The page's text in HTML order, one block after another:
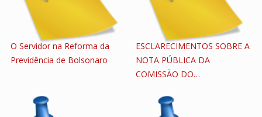
O Servidor na Reforma da
Previdência de Bolsonaro
ESCLARECIMENTOS SOBRE A
NOTA PÚBLICA DA
COMISSÃO DO…